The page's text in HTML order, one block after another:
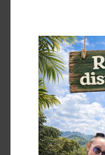
EMAIL *
Este dato
registro
MES *
EneFebMar